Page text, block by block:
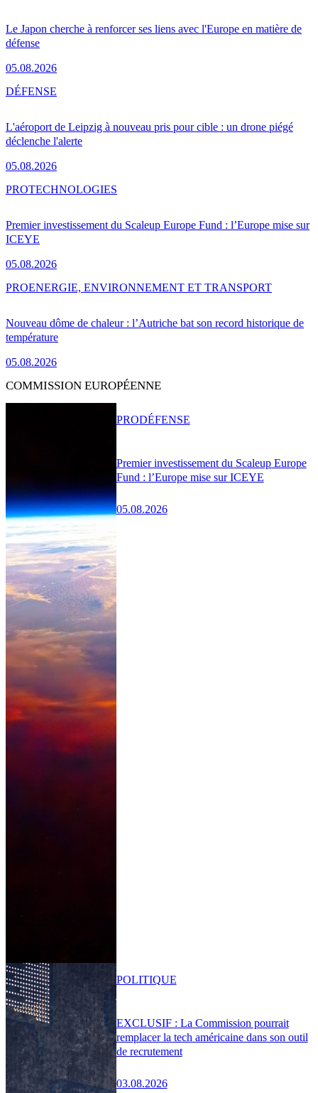
Le Japon cherche à renforcer ses liens avec l'Europe en matière de
défense
05.08.2026
L'aéroport de Leipzig à nouveau pris pour cible : un drone piégé
déclenche l'alerte
05.08.2026
DÉFENSE
Premier investissement du Scaleup Europe Fund : l’Europe mise sur
ICEYE
05.08.2026
PROTECHNOLOGIES
Nouveau dôme de chaleur : l’Autriche bat son record historique de
température
05.08.2026
PROENERGIE, ENVIRONNEMENT ET TRANSPORT
COMMISSION EUROPÉENNE
Premier investissement du Scaleup Europe
Fund : l’Europe mise sur ICEYE
05.08.2026
PRODÉFENSE
EXCLUSIF : La Commission pourrait
remplacer la tech américaine dans son outil
de recrutement
03.08.2026
POLITIQUE